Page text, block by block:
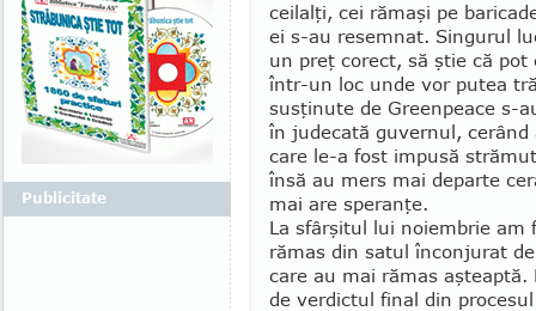
ceilalţi, cei rămaşi pe
ei s-au resemnat. Singurul
un preţ co­rect, să ştie că pot
într-un loc unde vor putea
susţinute de Greenpeace s-
în judecată guvernul,
care le-a fost impusă
însă au mers mai departe
mai are speranţe.
La sfârşitul lui noiembrie am
rămas din satul înconjurat
care au mai rămas
de verdictul final din
Publicitate